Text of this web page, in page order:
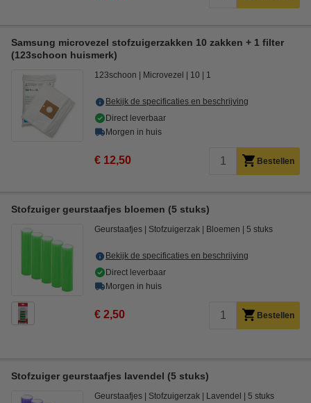
Samsung microvezel stofzuigerzakken 10 zakken + 1 filter
(123schoon huismerk)
123schoon Microvezel 10 1
Bekijk de specificaties en beschrijving
Direct leverbaar
Morgen in huis
€ 12,50 Bestellen
Stofzuiger geurstaafjes bloemen (5 stuks)
Geurstaafjes Stofzuigerzak Bloemen 5 stuks
Bekijk de specificaties en beschrijving
Direct leverbaar
Morgen in huis
€ 2,50 Bestellen
Stofzuiger geurstaafjes lavendel (5 stuks)
Geurstaafjes Stofzuigerzak Lavendel 5 stuks